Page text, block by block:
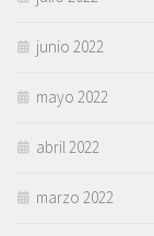
junio 2022
mayo 2022
abril 2022
marzo 2022